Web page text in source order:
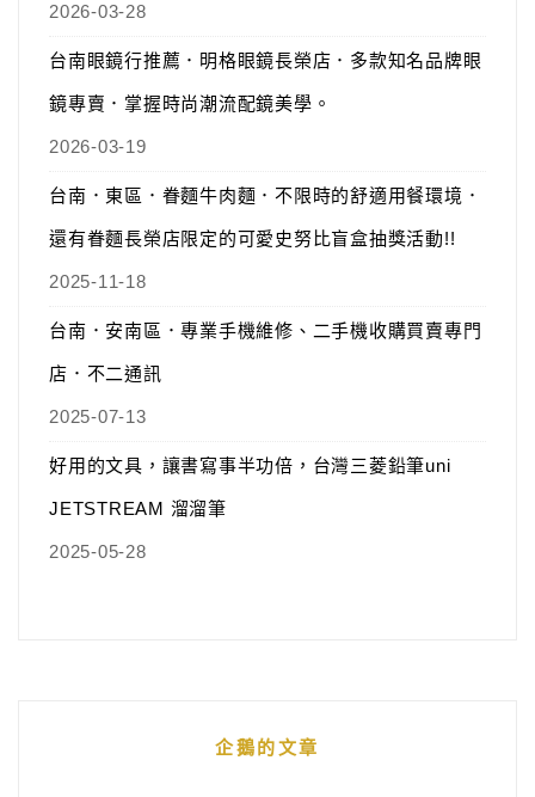
2026-03-28
台南眼鏡行推薦．明格眼鏡長榮店．多款知名品牌眼
鏡專賣．掌握時尚潮流配鏡美學。
2026-03-19
台南．東區．眷麵牛肉麵．不限時的舒適用餐環境．
還有眷麵長榮店限定的可愛史努比盲盒抽獎活動!!
2025-11-18
台南．安南區．專業手機維修、二手機收購買賣專門
店．不二通訊
2025-07-13
好用的文具，讓書寫事半功倍，台灣三菱鉛筆uni
JETSTREAM 溜溜筆
2025-05-28
企鵝的文章